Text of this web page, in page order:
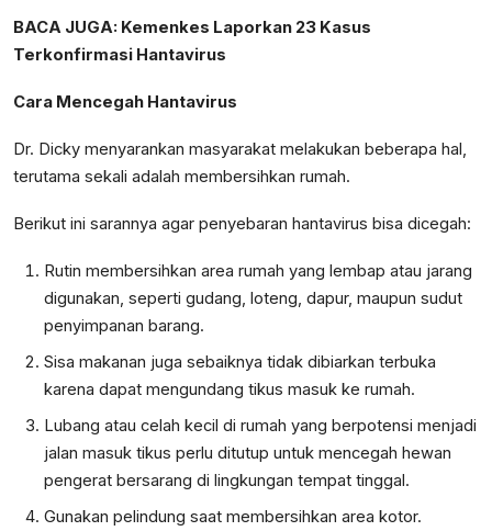
BACA JUGA: Kemenkes Laporkan 23 Kasus
Terkonfirmasi Hantavirus
Cara Mencegah Hantavirus
Dr. Dicky menyarankan masyarakat melakukan beberapa hal,
terutama sekali adalah membersihkan rumah.
Berikut ini sarannya agar penyebaran hantavirus bisa dicegah:
Rutin membersihkan area rumah yang lembap atau jarang
digunakan, seperti gudang, loteng, dapur, maupun sudut
penyimpanan barang.
Sisa makanan juga sebaiknya tidak dibiarkan terbuka
karena dapat mengundang tikus masuk ke rumah.
Lubang atau celah kecil di rumah yang berpotensi menjadi
jalan masuk tikus perlu ditutup untuk mencegah hewan
pengerat bersarang di lingkungan tempat tinggal.
Gunakan pelindung saat membersihkan area kotor.